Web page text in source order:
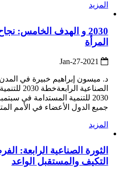
المزيد
2030 و الهدف الخامس:
المرأة
د. ميسون إبراهيم خبيرة في المدن
الصناعية
جميع الدول الأعضاء في الأمم
المزيد
الثورة الصناعية الرابعة:
التكيف والمستقبل الواعد